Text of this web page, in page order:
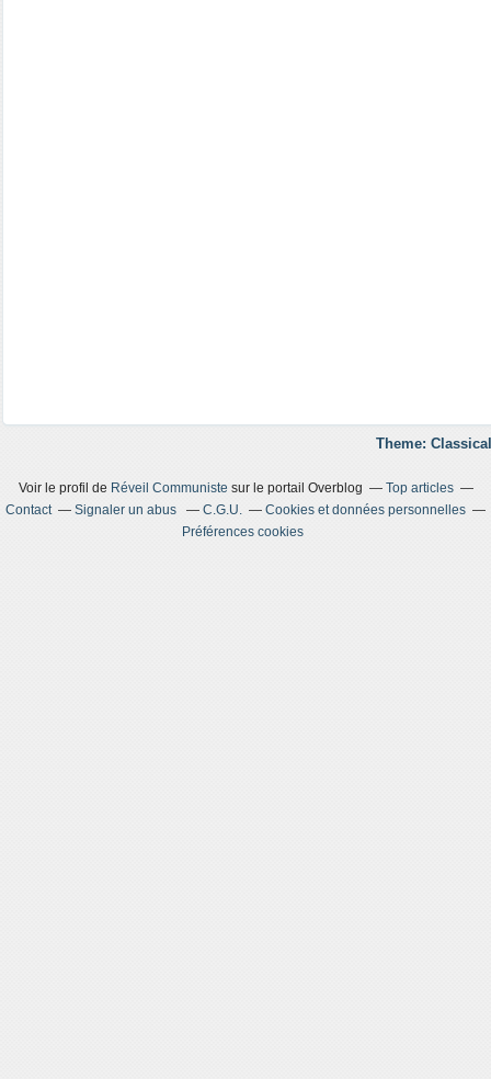
Theme:
Voir le profil de Réveil Communiste sur le portail Overblog
Top articles
Contact
Signaler un abus C.G.U.
Cookies et données personnelles
Préférences cookies